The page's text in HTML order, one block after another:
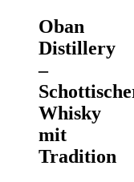
Oban
Distillery
–
Whisky
mit
Tradition